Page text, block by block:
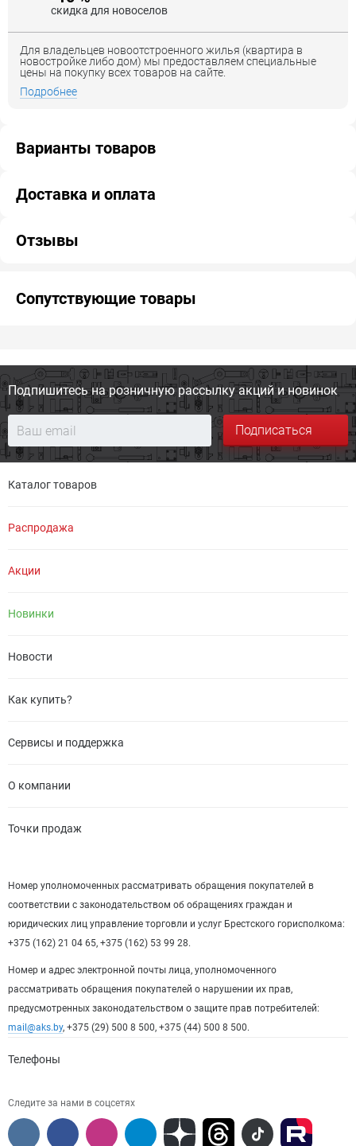
скидка для новоселов
Для владельцев новоотстроенного жилья (квартира в
новостройке либо дом) мы предоставляем специальные
цены на покупку всех товаров на сайте.
Подробнее
Варианты товаров
Доставка и оплата
Отзывы
Сопутствующие товары
Подпишитесь на розничную рассылку акций и новинок
Подписаться
Каталог товаров
Распродажа
Акции
Новинки
Новости
Как купить?
Сервисы и поддержка
О компании
Точки продаж
Номер уполномоченных рассматривать обращения покупателей в
соответствии с законодательством об обращениях граждан и
юридических лиц управление торговли и услуг Брестского горисполкома:
+375 (162) 21 04 65, +375 (162) 53 99 28.
Номер и адрес электронной почты лица, уполномоченного
рассматривать обращения покупателей о нарушении их прав,
предусмотренных законодательством о защите прав потребителей:
mail@aks.by, +375 (29) 500 8 500, +375 (44) 500 8 500.
Телефоны
Следите за нами в соцсетях